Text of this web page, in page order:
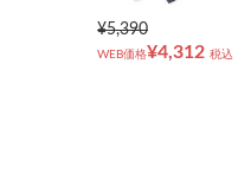
¥5,390
WEB価格¥4,312 税込